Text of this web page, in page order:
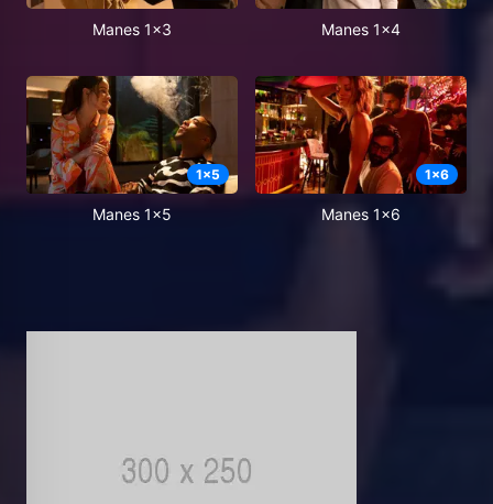
Manes 1x3 Manes 1x4
1x5
Manes 1x5
1x6
Manes 1x6